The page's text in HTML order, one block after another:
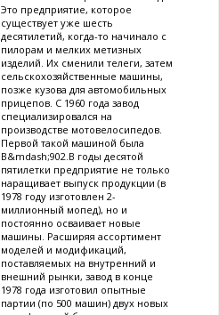
Это предприятие, которое
существует уже шесть
десятилетий, когда-то начинало с
пилорам и мелких метизных
изделий. Их сменили телеги, затем
сельскохозяйственные машины,
позже кузова для автомобильных
прицепов. С 1960 года завод
специализировался на
производстве мотовелосипедов.
Первой такой машиной была
В&mdash;902.В годы десятой
пятилетки предприятие не только
наращивает выпуск продукции (в
1978 году изготовлен 2-
миллионный мопед), но и
постоянно осваивает новые
машины. Расширяя ассортимент
моделей и модификаций,
поставляемых на внутренний и
внешний рынки, завод в конце
1978 года изготовил опытные
партии (по 500 машин) двух новых